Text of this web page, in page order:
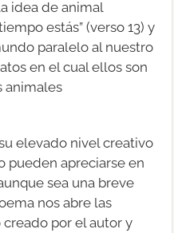
idea de animal
estás” (verso 13) y
paralelo al nuestro
en el cual ellos son
animales
elevado nivel creativo
pueden apreciarse en
sea una breve
nos abre las
por el autor y